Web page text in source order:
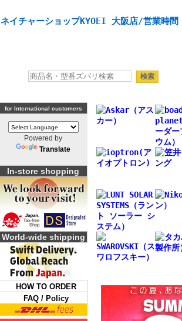
ネイチャーショップKYOEI 大阪店/営業時間
for International customers
Powered by
Translate
In-store shopping
World-wide shipping
HOW TO ORDER
FAQ / Policy